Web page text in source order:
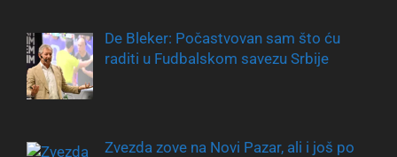
De Bleker: Počastvovan sam što ću
raditi u Fudbalskom savezu Srbije
Zvezda zove na Novi Pazar, ali i još po